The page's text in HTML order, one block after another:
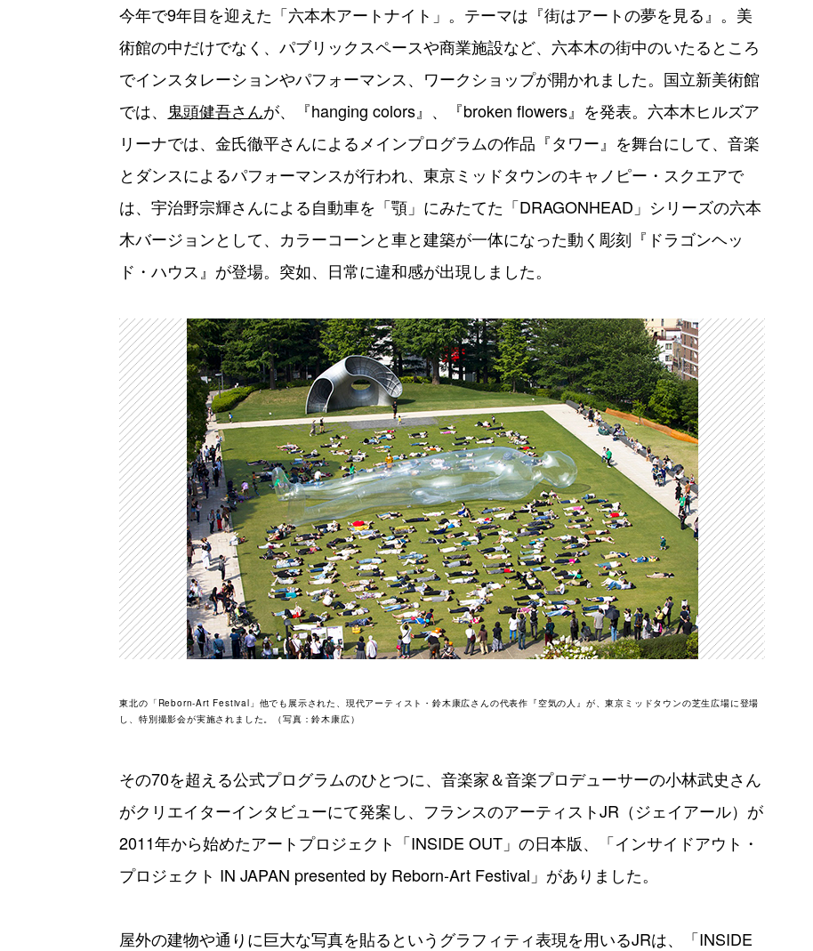
今年で9年目を迎えた「六本木アートナイト」。テーマは『街はアートの夢を見る』。美
術館の中だけでなく、パブリックスペースや商業施設など、六本木の街中のいたるところ
でインスタレーションやパフォーマンス、ワークショップが開かれました。国立新美術館
では、 鬼頭健吾さんが、『hanging colors』、『broken flowers』を発表。六本木ヒルズア
リーナでは、金氏徹平さんによるメインプログラムの作品『タワー』を舞台にして、音楽
とダンスによるパフォーマンスが行われ、東京ミッドタウンのキャノピー・スクエアで
は、宇治野宗輝さんによる自動車を「顎」にみたてた「DRAGONHEAD」シリーズの六本
木バージョンとして、カラーコーンと車と建築が一体になった動く彫刻『ドラゴンヘッ
ド・ハウス』が登場。突如、日常に違和感が出現しました。
東北の「Reborn-Art Festival」他でも展示された、現代アーティスト・鈴木康広さんの代表作『空気の人』が、東京ミッドタウンの芝生広場に登場
し、特別撮影会が実施されました。（写真：鈴木康広）
その70を超える公式プログラムのひとつに、音楽家＆音楽プロデューサーの小林武史さん
がクリエイターインタビューにて発案し、フランスのアーティストJR（ジェイアール）が
2011年から始めたアートプロジェクト「INSIDE OUT」の日本版、「インサイドアウト・
プロジェクト IN JAPAN presented by Reborn-Art Festival」がありました。
屋外の建物や通りに巨大な写真を貼るというグラフィティ表現を用いるJRは、「INSIDE